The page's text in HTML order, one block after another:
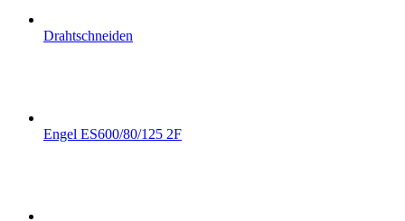
Drahtschneiden
Engel ES600/80/125 2F